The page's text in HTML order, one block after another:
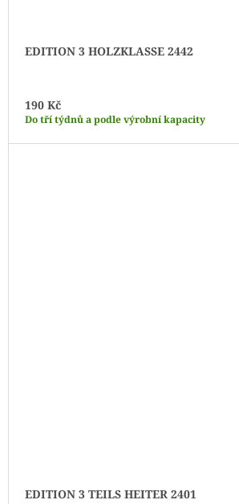
EDITION 3 HOLZKLASSE 2442
190 Kč
Do tří týdnů a podle výrobní kapacity
EDITION 3 TEILS HEITER 2401